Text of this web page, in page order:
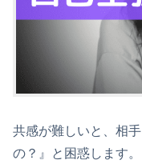
共感が難しいと、相
の？』と困惑します。